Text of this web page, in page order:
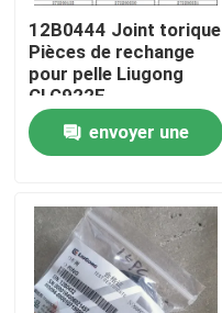
Aperçu
Produits
A propos de nous
Visite d'usine
Contrôle de la qualité
12B0444 Joint torique
Pièces de rechange
pour pelle Liugong
CLG922E
envoyer une